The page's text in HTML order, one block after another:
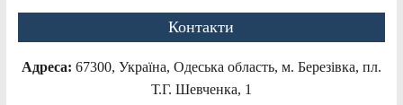
Контакти
Адреса: 67300, Україна, Одеська область, м. Березівка, пл.
Т.Г. Шевченка, 1